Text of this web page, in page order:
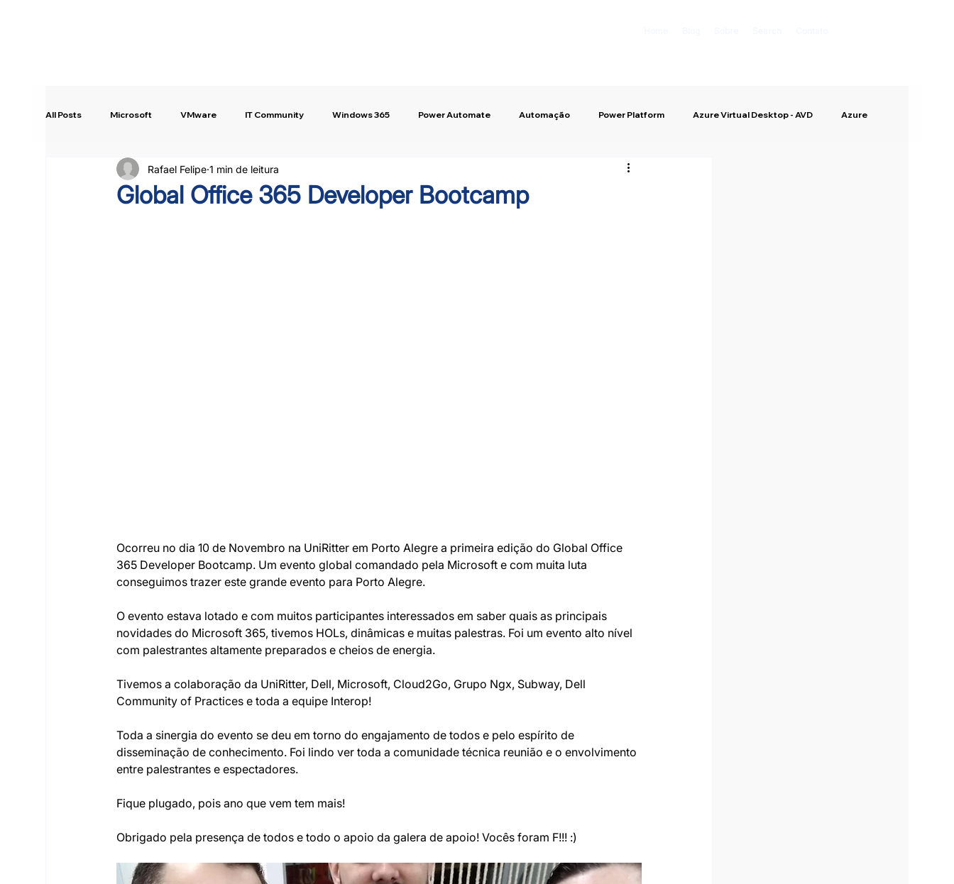
All Posts Microsoft VMware IT Community Windows 365 Power Automate Automação Power Platform Azure Virtual Desktop - AVD Azure
Copilot Studio Quick Tip!
Global Office 365 Developer Bootcamp
Rafael Felipe 1 min de leitura
Ocorreu no dia 10 de Novembro na UniRitter em Porto Alegre a primeira edição do Global Office
365 Developer Bootcamp. Um evento global comandado pela Microsoft e com muita luta
conseguimos trazer este grande evento para Porto Alegre.
O evento estava lotado e com muitos participantes interessados em saber quais as principais
novidades do Microsoft 365, tivemos HOLs, dinâmicas e muitas palestras. Foi um evento alto nível
com palestrantes altamente preparados e cheios de energia.
Tivemos a colaboração da UniRitter, Dell, Microsoft, Cloud2Go, Grupo Ngx, Subway, Dell
Community of Practices e toda a equipe Interop!
Toda a sinergia do evento se deu em torno do engajamento de todos e pelo espírito de
disseminação de conhecimento. Foi lindo ver toda a comunidade técnica reunião e o envolvimento
entre palestrantes e espectadores.
Fique plugado, pois ano que vem tem mais!
Obrigado pela presença de todos e todo o apoio da galera de apoio! Vocês foram F!!! :)